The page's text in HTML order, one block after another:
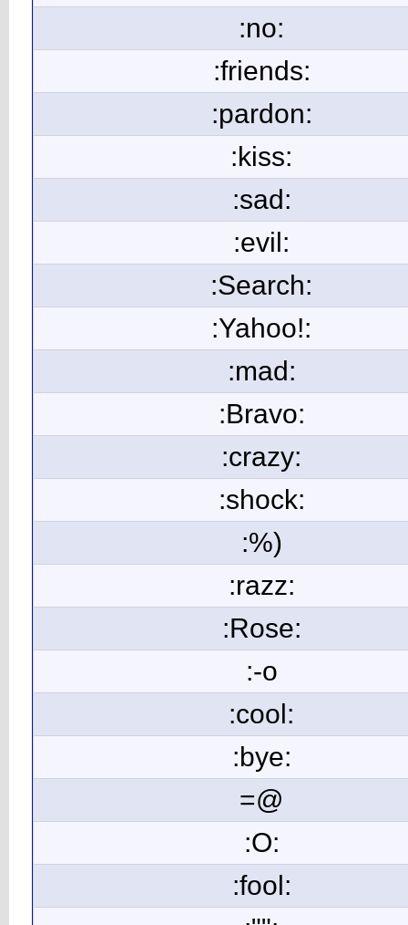
:no:
:friends:
:pardon:
:kiss:
:sad:
:evil:
:Search:
:Yahoo!:
:mad:
:Bravo:
:crazy:
:shock:
:%)
:razz:
:Rose:
:-o
:cool:
:bye:
=@
:O:
:fool: